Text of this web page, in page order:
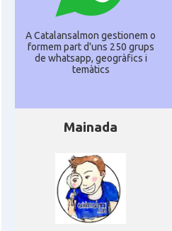
A Catalansalmon gestionem o
formem part d'uns 250 grups
de whatsapp, geogràfics i
temàtics
Mainada